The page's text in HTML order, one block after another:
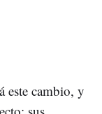
este cambio, y